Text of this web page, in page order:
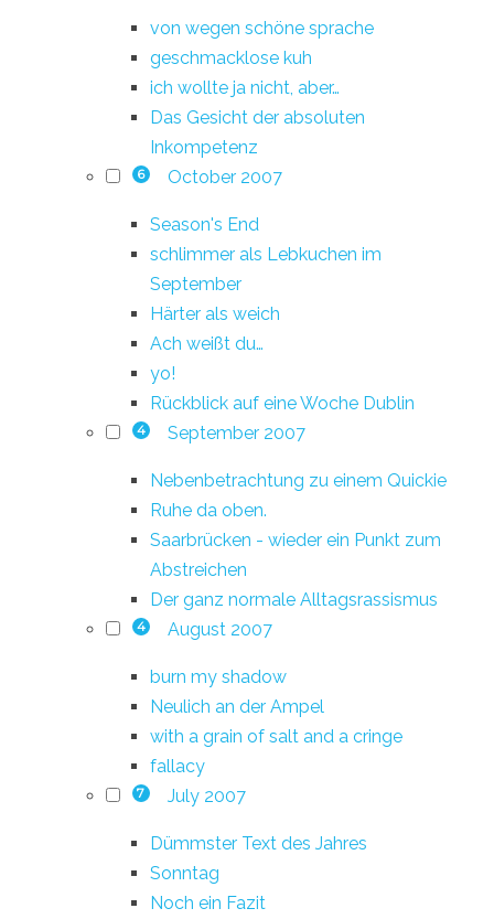
von wegen schöne sprache
geschmacklose kuh
ich wollte ja nicht, aber…
Das Gesicht der absoluten
Inkompetenz
6 October 2007
Season's End
schlimmer als Lebkuchen im
September
Härter als weich
Ach weißt du…
yo!
Rückblick auf eine Woche Dublin
4 September 2007
Nebenbetrachtung zu einem Quickie
Ruhe da oben.
Saarbrücken - wieder ein Punkt zum
Abstreichen
Der ganz normale Alltagsrassismus
4 August 2007
burn my shadow
Neulich an der Ampel
with a grain of salt and a cringe
fallacy
7 July 2007
Dümmster Text des Jahres
Sonntag
Noch ein Fazit